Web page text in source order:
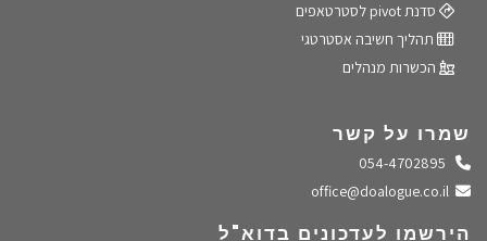
סדנת pivot לסטרטאפים
תהליך חשיבה אסטרטגי
הכשרות מנהלים
שמרו על קשר
התקשרו אלינו
שלחו מייל
הירשמו לעדכונים בדוא"ל